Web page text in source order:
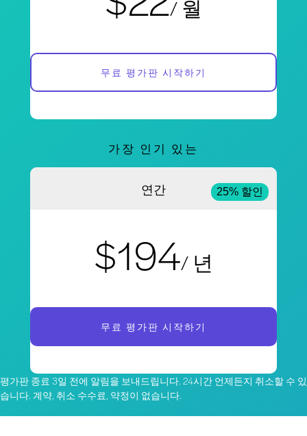
/ 월
무료 평가판 시작하기
가장 인기 있는
연간 25% 할인
$194/ 년
무료 평가판 시작하기
평가판 종료 3일 전에 알림을 보내드립니다. 24시간 언제든지 취소할 수 있
습니다. 계약, 취소 수수료, 약정이 없습니다.